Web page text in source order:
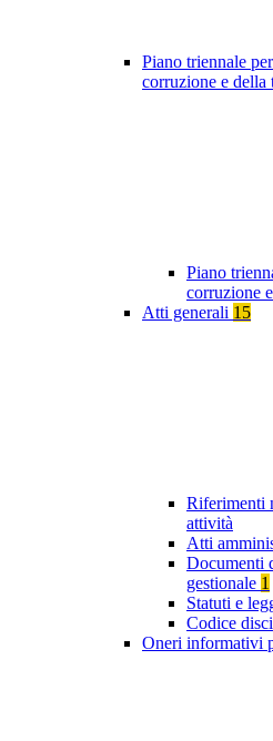
Piano triennale
corruzione e della
Piano
corruzione
Atti generali 15
Riferimenti
attività
Atti
Documenti
gestionale 1
Statuti e
Codice
Oneri informativi